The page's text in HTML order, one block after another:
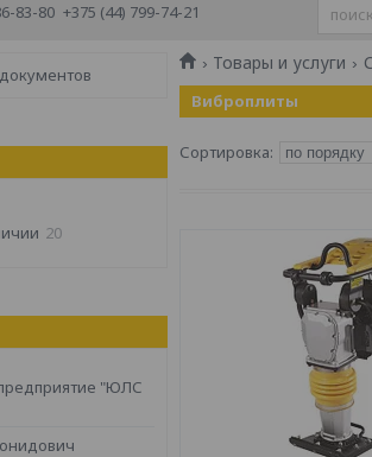
83-80 +375 (44) 799-74-21
20
"ЮЛС
Товары и услуги
Виброплиты